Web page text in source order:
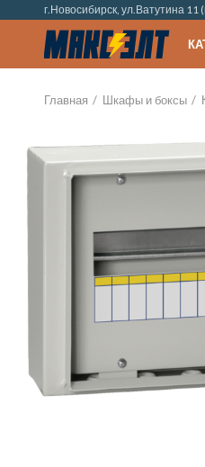
г.Новосибирск, ул.Ватутина 11
Главная Шкафы и боксы